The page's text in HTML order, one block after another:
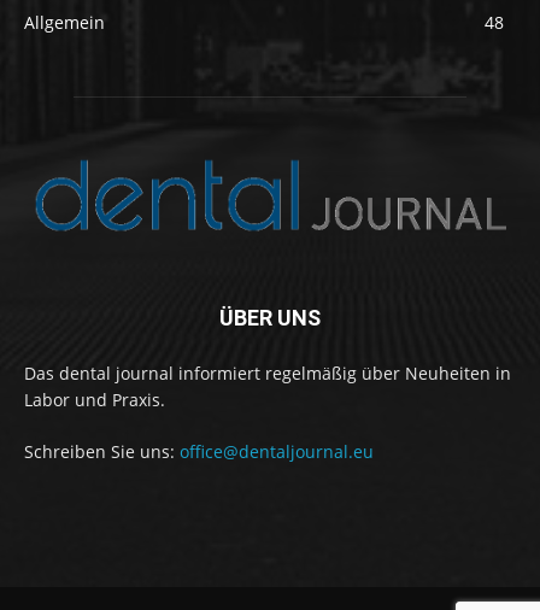
Allgemein
48
ÜBER UNS
Das dental journal informiert regelmäßig über Neuheiten in
Labor und Praxis.
Schreiben Sie uns: office@dentaljournal.eu